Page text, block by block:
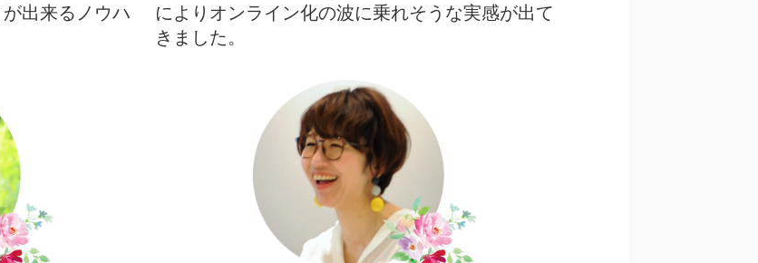
出来るノウハ
によりオンライン化の波に乗れそうな実感が出て
きました。